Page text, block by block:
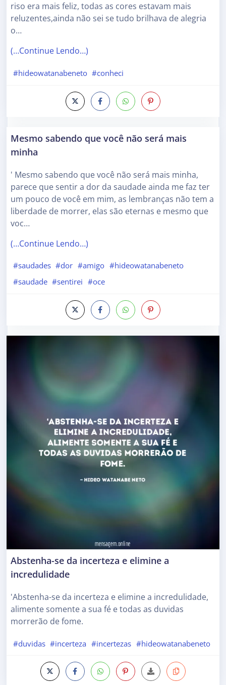
riso era mais feliz, todas as cores estavam mais
reluzentes,ainda não sei se tudo brilhava de alegria
o…
(…Continue Lendo…)
#hideowatanabeneto #conheci
Mesmo sabendo que você não será mais
minha
' Mesmo sabendo que você não será mais minha,
parece que sentir a dor da saudade ainda me faz ter
um pouco de você em mim, as lembranças não tem a
liberdade de morrer, elas são eternas e mesmo que
voc…
(…Continue Lendo…)
#saudades #dor #amigo #hideowatanabeneto
#saudade #sentirei #oce
Abstenha-se da incerteza e elimine a
incredulidade
'Abstenha-se da incerteza e elimine a incredulidade,
alimente somente a sua fé e todas as duvidas
morrerão de fome.
#duvidas #incerteza #incertezas #hideowatanabeneto